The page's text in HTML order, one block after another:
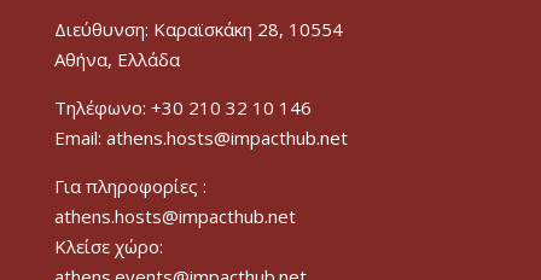
Διεύθυνση: Καραϊσκάκη 28, 10554
Αθήνα, Ελλάδα
Τηλέφωνο: +30 210 32 10 146
Email: athens.hosts@impacthub.net
Για πληροφορίες :
athens.hosts@impacthub.net
Κλείσε χώρο: